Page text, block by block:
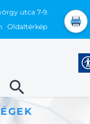
utca 7-9.
Oldaltérkép